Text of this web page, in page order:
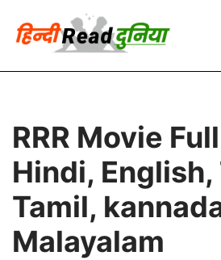
Skip
RRR Movie
Hindi, English,
Tamil,
Malayalam